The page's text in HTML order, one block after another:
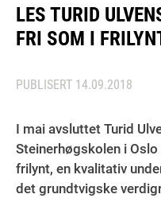
LES TURID
FRI SOM I
PUBLISERT 14.09.2018
I mai avsluttet Turid
Steinerhøgskolen i
frilynt, en kvalitativ
det grundtvigske